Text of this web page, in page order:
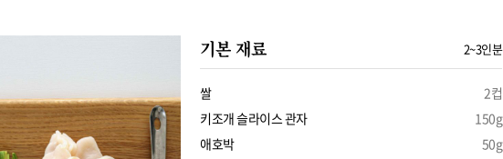
기본 재료 2~3인분
쌀
2컵
키조개 슬라이스 관자
150g
애호박
50g